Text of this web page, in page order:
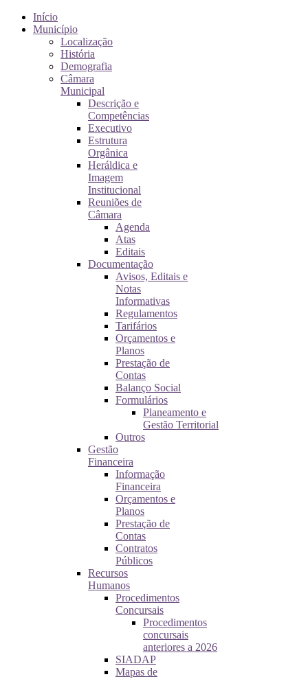
Início
Município
Localização
História
Demografia
Câmara
Municipal
Descrição e
Competências
Executivo
Estrutura
Orgânica
Heráldica e
Imagem
Institucional
Reuniões de
Câmara
Agenda
Atas
Editais
Documentação
Avisos, Editais e
Notas
Informativas
Regulamentos
Tarifários
Orçamentos e
Planos
Prestação de
Contas
Balanço Social
Formulários
Planeamento e
Gestão Territorial
Outros
Gestão
Financeira
Informação
Financeira
Orçamentos e
Planos
Prestação de
Contas
Contratos
Públicos
Recursos
Humanos
Procedimentos
Concursais
Procedimentos
concursais
anteriores a 2026
SIADAP
Mapas de